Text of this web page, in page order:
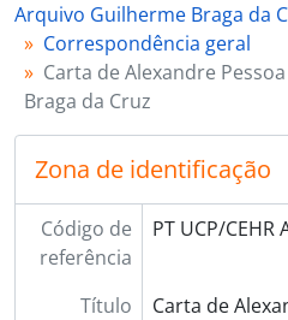
Arquivo Guilherme Braga da
Correspondência geral
Carta de Alexandre
Braga da Cruz
Zona de identificação
Código de
referência
PT UCP/CEHR
Título
Carta de